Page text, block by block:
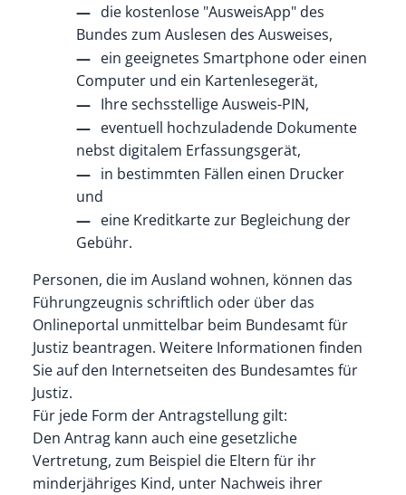
die kostenlose "AusweisApp" des
Bundes zum Auslesen des Ausweises,
ein geeignetes Smartphone oder einen
Computer und ein Kartenlesegerät,
Ihre sechsstellige Ausweis-PIN,
eventuell hochzuladende Dokumente
nebst digitalem Erfassungsgerät,
in bestimmten Fällen einen Drucker
und
eine Kreditkarte zur Begleichung der
Gebühr.
Personen, die im Ausland wohnen, können das
Führungzeugnis schriftlich oder über das
Onlineportal unmittelbar beim Bundesamt für
Justiz beantragen. Weitere Informationen finden
Sie aufden Internetseiten des Bundesamtes für
Justiz.
Für jede Form der Antragstellung gilt:
Den Antrag kann auch eine gesetzliche
Vertretung, zum Beispiel die Eltern für ihr
minderjähriges Kind, unter Nachweis ihrer